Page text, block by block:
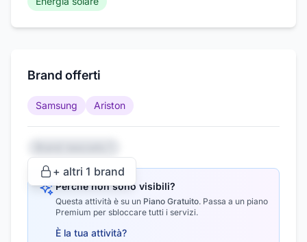
Brand offerti
Samsung Ariston
+ altri 1 brand
Perché non sono visibili?
Questa attività è su un Piano Gratuito. Passa a un piano
Premium per sbloccare tutti i servizi.
È la tua attività?